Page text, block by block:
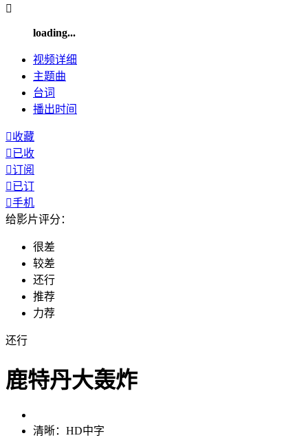

loading...
视频详细
主题曲
台词
播出时间
收藏
已收
订阅
已订
手机
给影片评分：
很差
较差
还行
推荐
力荐
还行
鹿特丹大轰炸
清晰： HD中字